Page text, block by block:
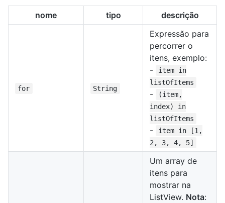
nome tipo descrição
for String
Expressão para
percorrer o
itens, exemplo:
-
item in
listOfItems
-
(item,
index) in
listOfItems
-
item in [1,
2, 3, 4, 5]
Um array de
itens para
mostrar na
ListView. Nota: